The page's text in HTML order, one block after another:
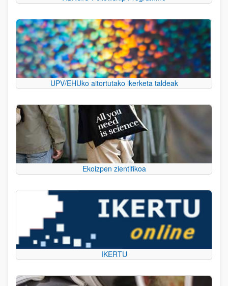
UPV/EHUko aitortutako ikerketa taldeak
Ekoizpen zientifikoa
IKERTU